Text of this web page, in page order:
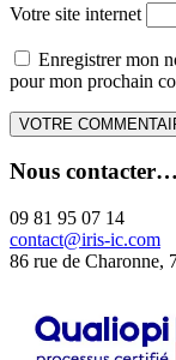
Votre site internet
Enregistrer mon
pour mon prochain
Nous contacter…
09 81 95 07 14
contact@iris-ic.com
86 rue de Charonne,